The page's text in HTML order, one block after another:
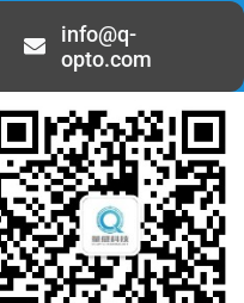
info@q-
opto.com